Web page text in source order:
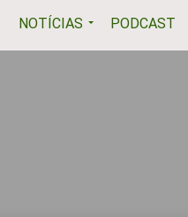
NOTÍCIAS PODCAST